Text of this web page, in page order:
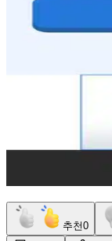
추천0